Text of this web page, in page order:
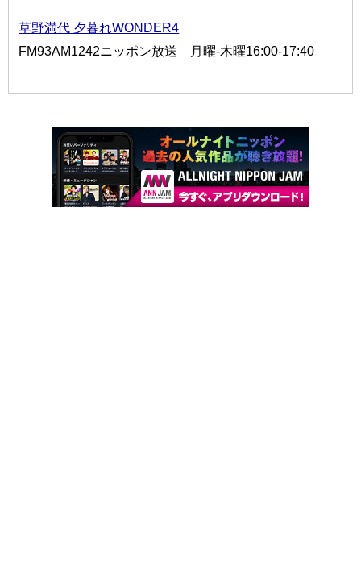
草野満代 夕暮れWONDER4
FM93AM1242ニッポン放送 月曜-木曜16:00-17:40